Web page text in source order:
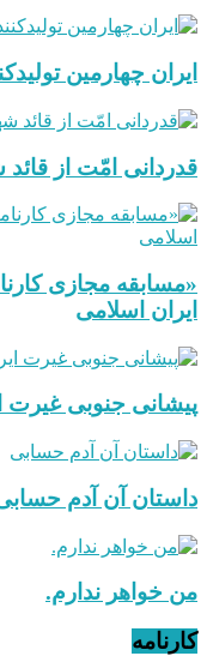
ایران چهارمین
قدردانی امّت از
«مسابقه مجازی
ایران اسلامی
پیشانی جنوبی غیرت
داستان آن آدم
من خواهر ندارم.
کارنامه